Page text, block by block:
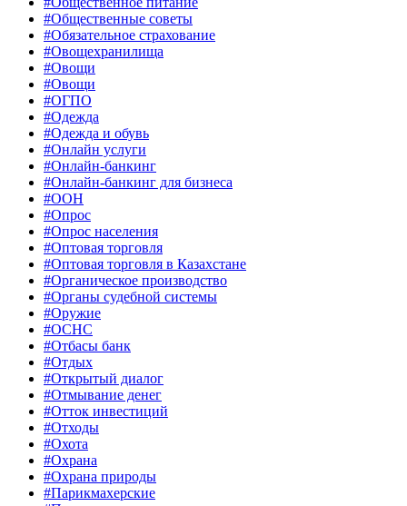
#Общественные советы
#Обязательное страхование
#Овощехранилища
#Овощи
#Овощи
#ОГПО
#Одежда
#Одежда и обувь
#Онлайн услуги
#Онлайн-банкинг
#Онлайн-банкинг для бизнеса
#ООН
#Опрос
#Опрос населения
#Оптовая торговля
#Оптовая торговля в Казахстане
#Органическое производство
#Органы судебной системы
#Оружие
#ОСНС
#Отбасы банк
#Отдых
#Открытый диалог
#Отмывание денег
#Отток инвестиций
#Отходы
#Охота
#Охрана
#Охрана природы
#Парикмахерские